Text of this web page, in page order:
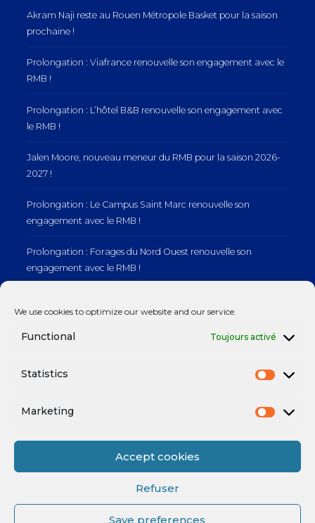
We use cookies to optimize our website and our service.
Functional Toujours activé
Statistics
Marketing
Accept cookies
Refuser
Save preferences
Akram Naji reste au Rouen Métropole Basket pour la saison
prochaine !
Prolongation : Viafrance renouvelle son engagement avec le
RMB !
Prolongation : L’hôtel B&B renouvelle son engagement avec
le RMB !
Jalen Moore, nouveau meneur du RMB pour la saison 2026-
2027 !
Prolongation : Le Campus Saint Marc renouvelle son
engagement avec le RMB !
Prolongation : Forages du Nord Ouest renouvelle son
engagement avec le RMB !
engagement avec le RMB !
Mentions légales
Mentions légales